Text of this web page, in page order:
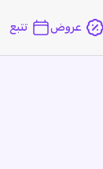
عروض تتبع